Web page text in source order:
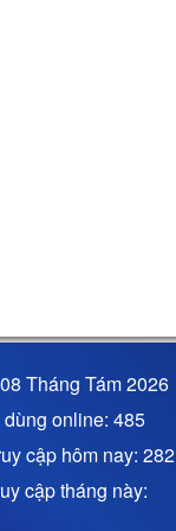
Tháng Tám 2026
online: 485
cập hôm nay: 282
cập tháng này: